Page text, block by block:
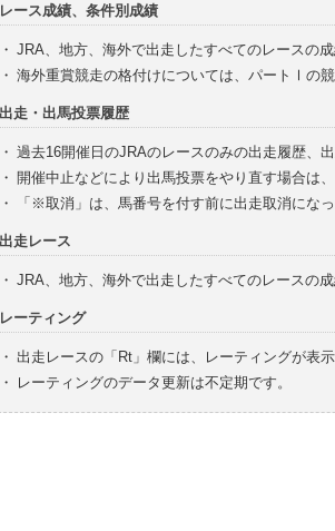
レース成績、条件別成績
・ JRA、地方、海外で出走したすべてのレースの
・ 海外重賞競走の格付けについては、パートⅠの
出走・出馬投票履歴
・ 過去16開催日のJRAのレースのみの出走履歴、
・ 開催中止などにより出馬投票をやり直す場合は
・
「※取消」は、馬番号を付す前に出走取消にな
出走レース
・ JRA、地方、海外で出走したすべてのレースの
レーティング
・ 出走レースの「Rt」欄には、レーティングが表
・
レーティングのデータ更新は不定期です。